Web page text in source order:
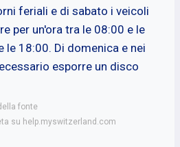
feriali e di sabato i veicoli
per un'ora tra le 08:00 e le
le 18:00. Di domenica e nei
esporre un disco
fonte
su help.myswitzerland.com